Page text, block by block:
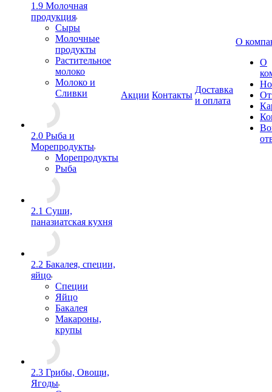
1.9 Молочная
продукция
Сыры
Молочные
продукты
Растительное
молоко
Молоко и
Сливки
2.0 Рыба и
Морепродукты
Морепродукты
Рыба
2.1 Суши,
паназиатская кухня
2.2 Бакалея, специи,
яйцо
Специи
Яйцо
Бакалея
Макароны,
крупы
2.3 Грибы, Овощи,
Ягоды
Акции Контакты
Доставка
и оплата
О
О